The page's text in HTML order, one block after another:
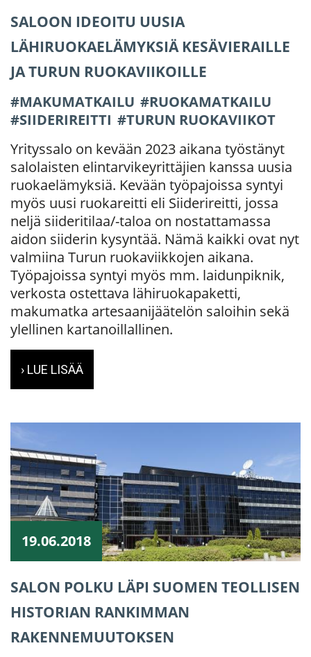
SALOON IDEOITU UUSIA
LÄHIRUOKAELÄMYKSIÄ KESÄVIERAILLE
JA TURUN RUOKAVIIKOILLE
MAKUMATKAILU
RUOKAMATKAILU
SIIDERIREITTI
TURUN RUOKAVIIKOT
Yrityssalo on kevään 2023 aikana työstänyt
salolaisten elintarvikeyrittäjien kanssa uusia
ruokaelämyksiä. Kevään työpajoissa syntyi
myös uusi ruokareitti eli Siiderireitti, jossa
neljä siideritilaa/-taloa on nostattamassa
aidon siiderin kysyntää. Nämä kaikki ovat nyt
valmiina Turun ruokaviikkojen aikana.
Työpajoissa syntyi myös mm. laidunpiknik,
verkosta ostettava lähiruokapaketti,
makumatka artesaanijäätelön saloihin sekä
ylellinen kartanoillallinen.
› LUE LISÄÄ
19.06.2018
SALON POLKU LÄPI SUOMEN TEOLLISEN
HISTORIAN RANKIMMAN
RAKENNEMUUTOKSEN